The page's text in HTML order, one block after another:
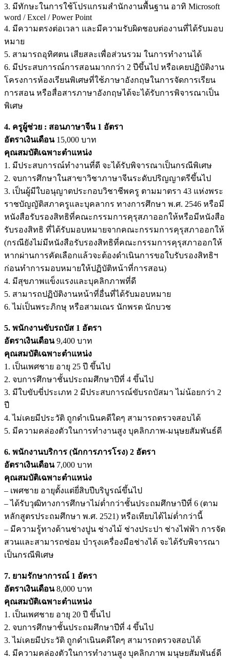
3. มีทักษะในการใช้โปรแกรมสำนักงานพื้นฐาน อาทิ Microsoft
word / Excel / Power Point
4. มีความตรงต่อเวลา และมีความรับผิดชอบต่องานที่ได้รับมอบ
หมาย
5. สามารถอุทิศตน เสียสละเพื่อส่วนรวม ในการทำงานได้
6. มีประสบการณ์การสอนมากกว่า 2 ปีขึ้นไป หรือเคยปฏิบัติงาน
โครงการห้องเรียนพิเศษที่ใช้ภาษาอังกฤษในการจัดการเรียน
การสอน หรือสื่อสารภาษาอังกฤษได้จะได้รับการพิจารณาเป็น
พิเศษ
4. ครูผู้ช่วย : สอนภาษาจีน 1 อัตรา
อัตราเงินเดือน15,000 บาท
คุณสมบัติเฉพาะตำแหน่ง
1. มีประสบการณ์ทำงานที่ดี จะได้รับพิจารณาเป็นกรณีพิเศษ
2. จบการศึกษาในสาขาวิชาภาษาจีนระดับปริญญาตรีขึ้นไป
3. เป็นผู้มีใบอนุญาตประกอบวิชาชีพครู ตามมาตรา 43 แห่งพระ
ราชบัญญัติสภาครูและบุคลากร ทางการศึกษา พ.ศ. 2546 หรือมี
หนังสือรับรองสิทธิที่คณะกรรมการคุรุสภาออกให้หรือมีหนังสือ
รับรองสิทธิ ที่ได้รับมอบหมายจากคณะกรรมการคุรุสภาออกให้
(กรณียังไม่มีหนังสือรับรองสิทธิที่คณะกรรมการคุรุสภาออกให้
หากผ่านการคัดเลือกแล้วจะต้องดำเนินการขอใบรับรองสิทธิฯ
ก่อนทำการมอบหมายให้ปฏิบัติหน้าที่การสอน)
4. มีสุขภาพแข็งแรงและบุคลิกภาพที่ดี
5. สามารถปฏิบัติงานหน้าที่อื่นที่ได้รับมอบหมาย
6. ไม่เป็นพระภิกษุ หรือสามเณร นักพรต นักบวช
5. พนักงานขับรถบัส 1 อัตรา
อัตราเงินเดือน9,400 บาท
คุณสมบัติเฉพาะตำแหน่ง
1. เป็นเพศชาย อายุ 25 ปี ขึ้นไป
2. จบการศึกษาชั้นประถมศึกษาปีที่ 4 ขึ้นไป
3. มีใบขับขี่ประเภท 2 มีประสบการณ์ขับรถบัสมา ไม่น้อยกว่า 2
ปี
4. ไม่เคยมีประวัติ ถูกดำเนินคดีใดๆ สามารถตรวจสอบได้
5. มีความคล่องตัวในการทำงานสูง บุคลิกภาพ-มนุษยสัมพันธ์ดี
6. พนักงานบริการ (นักการภารโรง) 2 อัตรา
อัตราเงินเดือน7,000 บาท
คุณสมบัติเฉพาะตำแหน่ง
– เพศชาย อายุตั้งแต่ยี่สิบปีบริบูรณ์ขึ้นไป
– ได้รับวุฒิทางการศึกษาไม่ต่ำกว่าชั้นประถมศึกษาปีที่ 6 (ตาม
หลักสูตรประถมศึกษา พ.ศ. 2521) หรือเทียบได้ไม่ต่ำกว่านี้
– มีความรู้ทางด้านช่างปูน ช่างไม้ ช่างประปา ช่างไฟฟ้า การจัด
สวนและสามารถซ่อม บำรุงเครื่องมือช่างได้ จะได้รับพิจารณา
เป็นกรณีพิเศษ
7. ยามรักษาการณ์ 1 อัตรา
อัตราเงินเดือน8,000 บาท
คุณสมบัติเฉพาะตำแหน่ง
1. เป็นเพศชาย อายุ 20 ปี ขึ้นไป
2. จบการศึกษาชั้นประถมศึกษาปีที่ 4 ขึ้นไป
3. ไม่เคยมีประวัติ ถูกดำเนินคดีใดๆ สามารถตรวจสอบได้
4. มีความคล่องตัวในการทำงานสูง บุคลิกภาพ มนุษยสัมพันธ์ดี